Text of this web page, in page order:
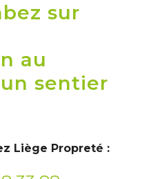
sur
au
sentier
Liège Propreté :